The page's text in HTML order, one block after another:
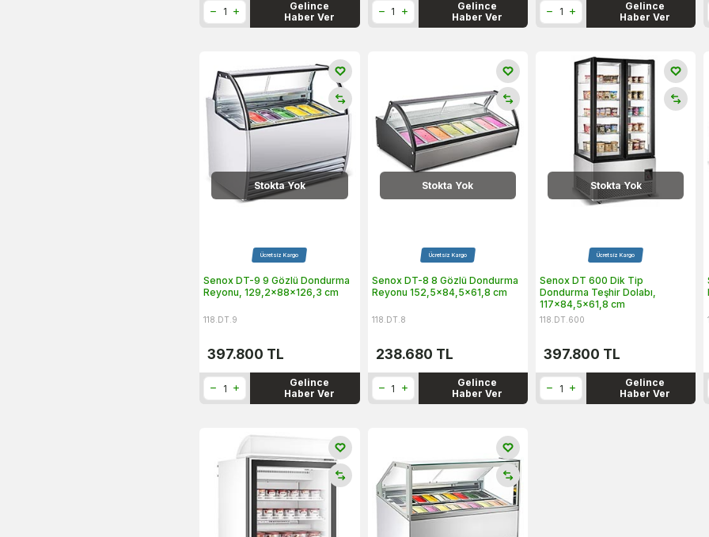
Gelince
Haber Ver
Gelince
Haber Ver
Gelince
Haber Ver
Stokta Yok
Ücretsiz Kargo
Senox DT-9 9 Gözlü Dondurma
Reyonu, 129,2x88x126,3 cm
118.DT.9
397.800 TL
Gelince
Haber Ver
Stokta Yok
Ücretsiz Kargo
Senox DT-8 8 Gözlü Dondurma
Reyonu 152,5x84,5x61,8 cm
118.DT.8
238.680 TL
Gelince
Haber Ver
Stokta Yok
Ücretsiz Kargo
Senox DT 600 Dik Tip
Dondurma Teşhir Dolabı,
117x84,5x61,8 cm
118.DT.600
397.800 TL
Gelince
Haber Ver